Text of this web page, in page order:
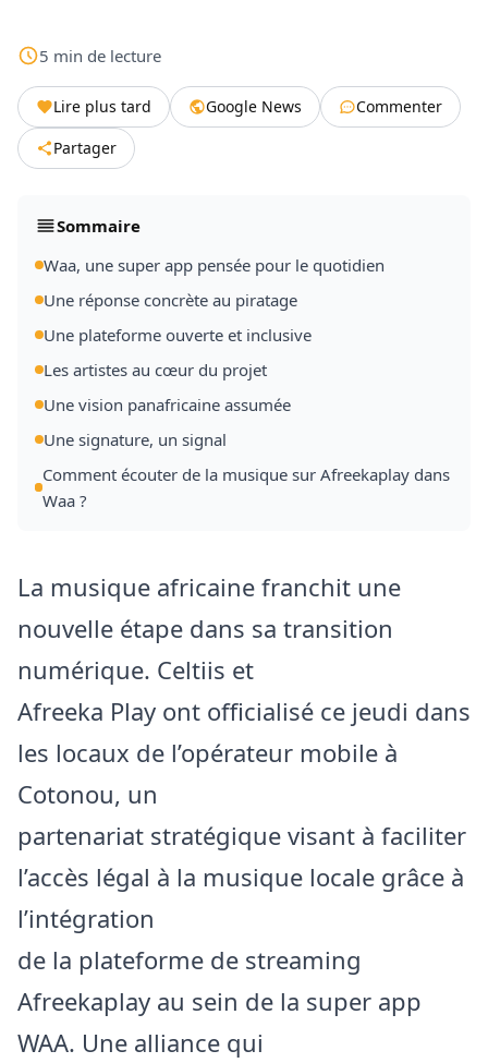
5 min de lecture
Lire plus tard Google News
Commenter
Partager
Sommaire
Waa, une super app pensée pour le quotidien
Une réponse concrète au piratage
Une plateforme ouverte et inclusive
Les artistes au cœur du projet
Une vision panafricaine assumée
Une signature, un signal
Comment écouter de la musique sur Afreekaplay dans
Waa ?
La musique africaine franchit une
nouvelle étape dans sa transition
numérique. Celtiis et
Afreeka Play ont officialisé ce jeudi dans
les locaux de l’opérateur mobile à
Cotonou, un
partenariat stratégique visant à faciliter
l’accès légal à la musique locale grâce à
l’intégration
de la plateforme de streaming
Afreekaplay au sein de la super app
WAA. Une alliance qui